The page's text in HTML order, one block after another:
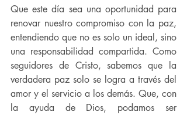
Que este día sea una oportunidad para
renovar nuestro compromiso con la paz,
entendiendo que no es solo un ideal, sino
una responsabilidad compartida. Como
seguidores de Cristo, sabemos que la
verdadera paz solo se logra a través del
amor y el servicio a los demás. Que, con
la ayuda de Dios, podamos ser